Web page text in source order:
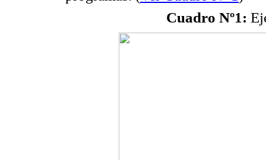
Cuadro Nº1: